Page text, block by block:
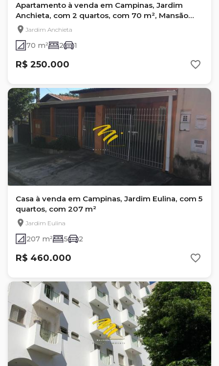
Apartamento à venda em Campinas, Jardim
Anchieta, com 2 quartos, com 70 m², Mansão
das Tulipas
Jardim Anchieta
70 m² 2 1
R$ 250.000
Casa à venda em Campinas, Jardim Eulina, com 5
quartos, com 207 m²
Jardim Eulina
207 m² 5 2
R$ 460.000